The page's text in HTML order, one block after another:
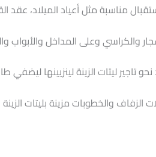
مناسبة مثل أعياد الميلاد، عقد
والكراسي وعلى المداخل والأبواب
تاجير ليتات الزينة لينزيينها ليضفي
والخطوبات مزينة بليتات